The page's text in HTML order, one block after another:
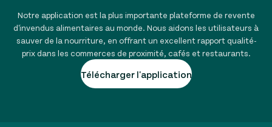
Notre application est la plus importante plateforme de revente
d'invendus alimentaires au monde. Nous aidons les utilisateurs à
sauver de la nourriture, en offrant un excellent rapport qualité-
prix dans les commerces de proximité, cafés et restaurants.
Télécharger l'application